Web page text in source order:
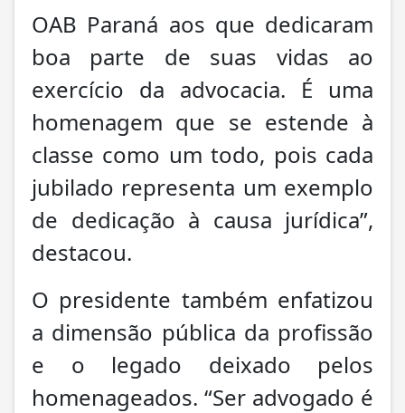
OAB Paraná aos que dedicaram
boa parte de suas vidas ao
exercício da advocacia. É uma
homenagem que se estende à
classe como um todo, pois cada
jubilado representa um exemplo
de dedicação à causa jurídica”,
destacou.
O presidente também enfatizou
a dimensão pública da profissão
e o legado deixado pelos
homenageados. “Ser advogado é